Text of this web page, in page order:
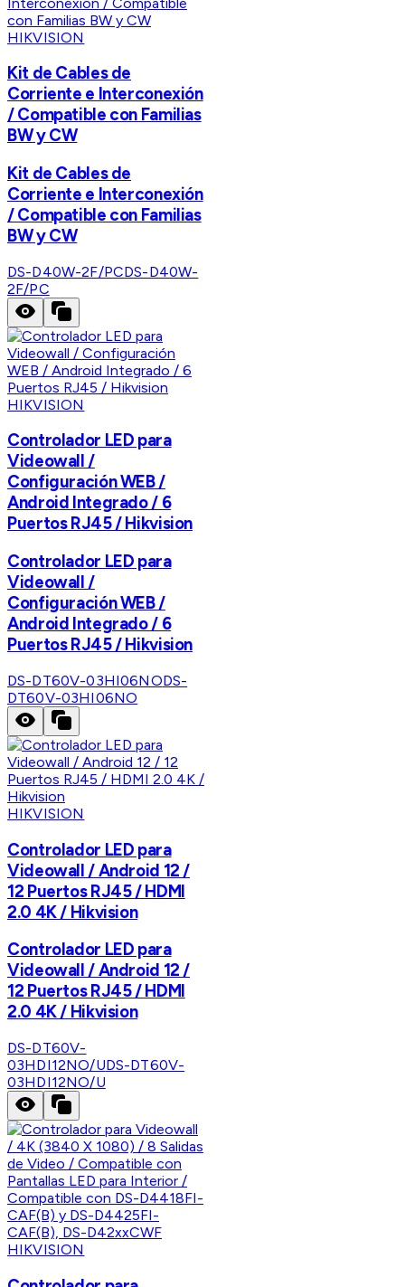
HIKVISION
Kit de Cables de
Corriente e Interconexión
/ Compatible con Familias
BW y CW
Kit de Cables de
Corriente e Interconexión
/ Compatible con Familias
BW y CW
DS-D40W-2F/PCDS-D40W-
2F/PC
HIKVISION
Controlador LED para
Videowall /
Configuración WEB /
Android Integrado / 6
Puertos RJ45 / Hikvision
Controlador LED para
Videowall /
Configuración WEB /
Android Integrado / 6
Puertos RJ45 / Hikvision
DS-DT60V-03HI06NODS-
DT60V-03HI06NO
HIKVISION
Controlador LED para
Videowall / Android 12 /
12 Puertos RJ45 / HDMI
2.0 4K / Hikvision
Controlador LED para
Videowall / Android 12 /
12 Puertos RJ45 / HDMI
2.0 4K / Hikvision
DS-DT60V-
03HDI12NO/UDS-DT60V-
03HDI12NO/U
HIKVISION